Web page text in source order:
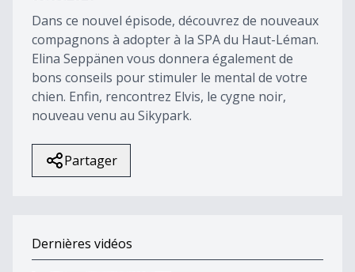
seconds
Dans ce nouvel épisode, découvrez de nouveaux
compagnons à adopter à la SPA du Haut-Léman.
Elina Seppänen vous donnera également de
bons conseils pour stimuler le mental de votre
chien. Enfin, rencontrez Elvis, le cygne noir,
nouveau venu au Sikypark.
Partager
Dernières vidéos